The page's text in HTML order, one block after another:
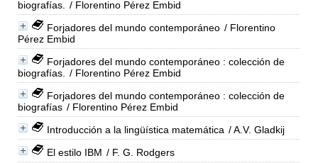
biografías.
/ Florentino Pérez Embid
Forjadores del mundo contemporáneo / Florentino
Pérez Embid
Forjadores del mundo contemporáneo : colección de
biografías.
/ Florentino Pérez Embid
Forjadores del mundo contemporáneo : colección de
biografías / Florentino Pérez Embid
Introducción a la lingüística matemática / A.V. Gladkij
El estilo IBM / F. G. Rodgers